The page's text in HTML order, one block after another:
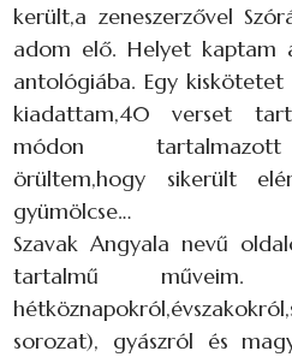
került,a zeneszerzővel
adom elő. Helyet kaptam
antológiába. Egy
kiadattam,40 verset
módon tartalmazott
örültem,hogy sikerült
gyümölcse…
Szavak Angyala nevű
tartalmű műveim.
sorozat), gyászról és